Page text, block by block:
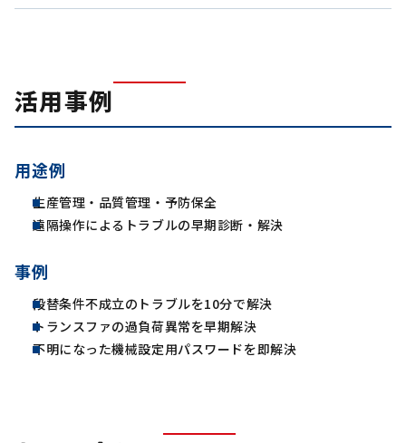
活用事例
用途例
生産管理・品質管理・予防保全
遠隔操作によるトラブルの早期診断・解決
事例
段替条件不成立のトラブルを10分で解決
トランスファの過負荷異常を早期解決
不明になった機械設定用パスワードを即解決